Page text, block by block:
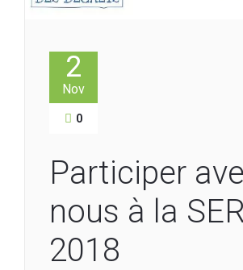
2
Nov
0
Participer
nous à la
2018